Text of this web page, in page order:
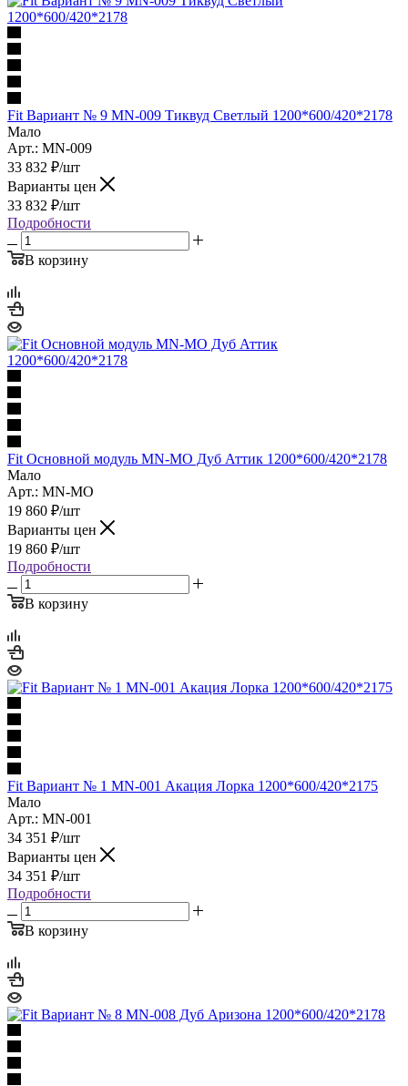
Fit Вариант № 9 MN-009 Тиквуд Светлый 1200*600/420*2178
Мало
Арт.: MN-009
33 832 ₽/шт
Варианты цен
33 832 ₽/шт
Подробности
В корзину
Fit Основной модуль MN-MO Дуб Аттик 1200*600/420*2178
Мало
Арт.: MN-MO
19 860 ₽/шт
Варианты цен
19 860 ₽/шт
Подробности
В корзину
Fit Вариант № 1 MN-001 Акация Лорка 1200*600/420*2175
Мало
Арт.: MN-001
34 351 ₽/шт
Варианты цен
34 351 ₽/шт
Подробности
В корзину